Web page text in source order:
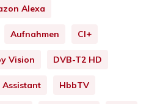
Alexa
Aufnahmen CI+
Vision DVB-T2 HD
Assistant HbbTV